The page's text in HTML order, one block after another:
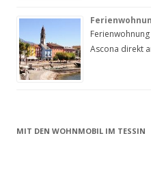
Ascona direkt
MIT DEN WOHNMOBIL IM TESSIN